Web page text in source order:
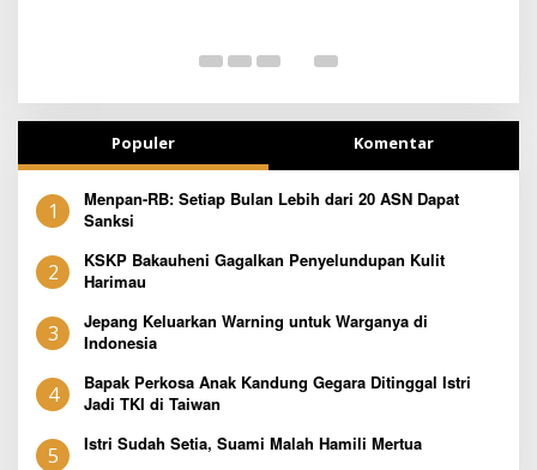
Populer Komentar
1
Menpan-RB: Setiap Bulan Lebih dari 20 ASN Dapat
Sanksi
2
KSKP Bakauheni Gagalkan Penyelundupan Kulit
Harimau
3
Jepang Keluarkan Warning untuk Warganya di
Indonesia
4
Bapak Perkosa Anak Kandung Gegara Ditinggal Istri
Jadi TKI di Taiwan
5 Istri Sudah Setia, Suami Malah Hamili Mertua